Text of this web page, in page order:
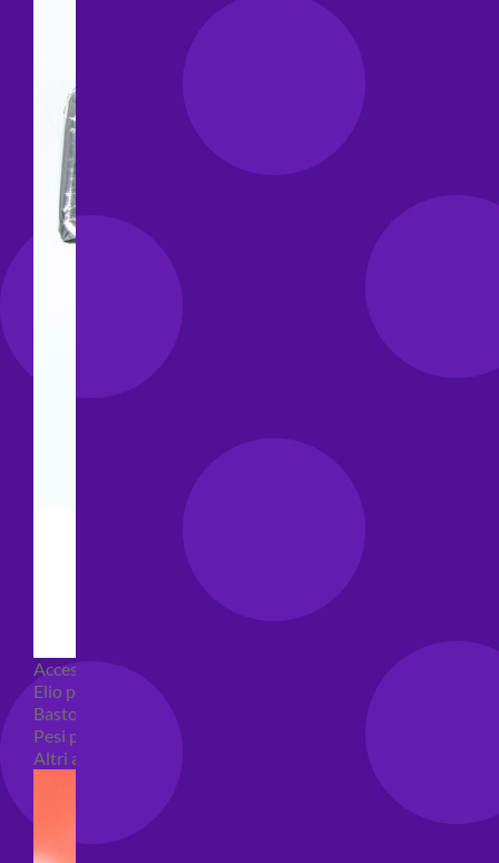
Accessori e Attrezzatura palloncini
Elio per palloncini
Bastoncini per palloncini
Pesi per palloncini
Altri accessori palloncini